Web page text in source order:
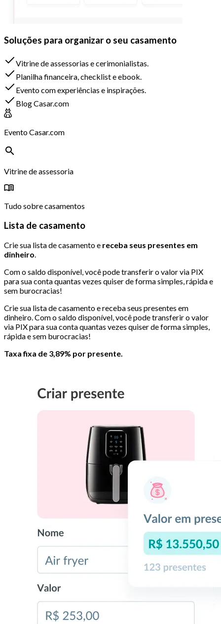
Soluções para organizar o seu casamento
Vitrine de assessorias e cerimonialistas.
Planilha financeira, checklist e ebook.
Evento com experiências e inspirações.
Blog Casar.com
Evento Casar.com
Vitrine de assessoria
Tudo sobre casamentos
Lista de casamento
Crie sua lista de casamento e receba seus presentes em
dinheiro
Com o saldo disponível, você pode transferir o valor via PIX
para sua conta quantas vezes quiser de forma simples, rápida e
sem burocracias!
Crie sua lista de casamento e receba seus presentes em
dinheiro. Com o saldo disponível, você pode transferir o valor
via PIX para sua conta quantas vezes quiser de forma simples,
rápida e sem burocracias!
Taxa fixa de 3,89% por presente.